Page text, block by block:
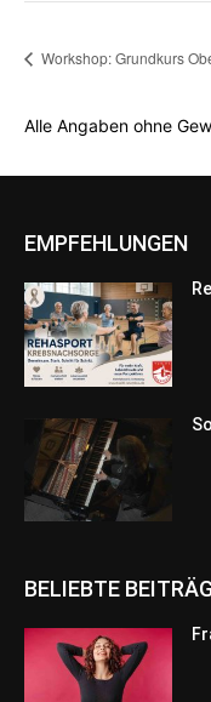
Workshop: Grundkurs
Alle Angaben ohne
EMPFEHLUNGEN
BELIEBTE